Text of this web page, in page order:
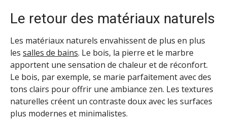
Le retour des matériaux naturels
Les matériaux naturels envahissent de plus en plus
les salles de bains. Le bois, la pierre et le marbre
apportent une sensation de chaleur et de réconfort.
Le bois, par exemple, se marie parfaitement avec des
tons clairs pour offrir une ambiance zen. Les textures
naturelles créent un contraste doux avec les surfaces
plus modernes et minimalistes.